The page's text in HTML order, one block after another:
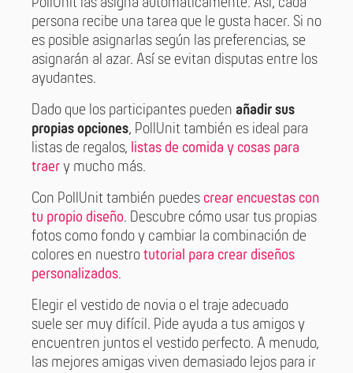
PollUnit las asigna automáticamente. Así, cada
persona recibe una tarea que le gusta hacer. Si no
es posible asignarlas según las preferencias, se
asignarán al azar. Así se evitan disputas entre los
ayudantes.
Dado que los participantes pueden añadir sus
propias opciones, PollUnit también es ideal para
listas de regalos, listas de comida y cosas para
traer y mucho más.
Con PollUnit también puedes crear encuestas con
tu propio diseño. Descubre cómo usar tus propias
fotos como fondo y cambiar la combinación de
colores en nuestro tutorial para crear diseños
personalizados.
Elegir el vestido de novia o el traje adecuado
suele ser muy difícil. Pide ayuda a tus amigos y
encuentren juntos el vestido perfecto. A menudo,
las mejores amigas viven demasiado lejos para ir